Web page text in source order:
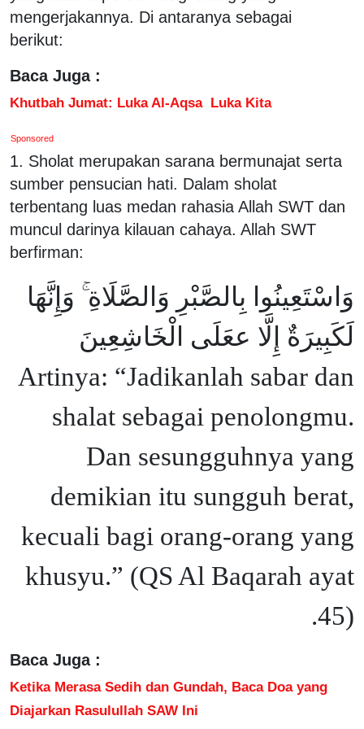
mengerjakannya. Di antaranya sebagai
berikut:
Baca Juga :
Khutbah Jumat: Luka Al-Aqsa Luka Kita
Sponsored
1. Sholat merupakan sarana bermunajat serta
sumber pensucian hati. Dalam sholat
terbentang luas medan rahasia Allah SWT dan
muncul darinya kilauan cahaya. Allah SWT
berfirman:
وَاسْتَعِينُوا بِالصَّبْرِ وَالصَّلَاةِ ۚ وَإِنَّهَا
لَكَبِيرَةٌ إِلَّا ععَلَى الْخَاشِعِينَ
Artinya: “Jadikanlah sabar dan
shalat sebagai penolongmu.
Dan sesungguhnya yang
demikian itu sungguh berat,
kecuali bagi orang-orang yang
khusyu.” (QS Al Baqarah ayat
45).
Baca Juga :
Ketika Merasa Sedih dan Gundah, Baca Doa yang
Diajarkan Rasulullah SAW Ini